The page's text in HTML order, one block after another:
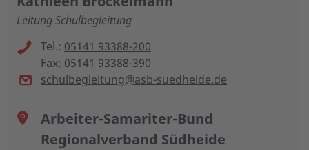
Leitung Schulbegleitung
Tel.: 05141 93388-200
Fax: 05141 93388-390
schulbegleitung@asb-suedheide.de
Arbeiter-Samariter-Bund
Regionalverband Südheide